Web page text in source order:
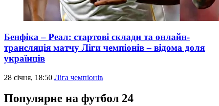
Бенфіка – Реал: стартові склади та онлайн-
трансляція матчу Ліги чемпіонів – відома доля
українців
28 січня, 18:50 Ліга чемпіонів
Популярне на футбол 24